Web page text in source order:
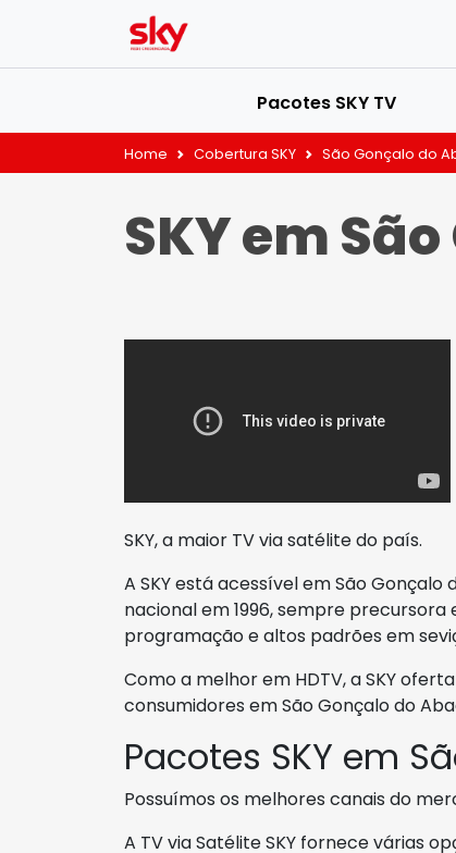
Pacotes SKY TV
Home Cobertura SKY São Gonçalo do
SKY em
SKY, a maior TV via satélite do país.
A SKY está acessível em São
nacional em 1996, sempre
programação e altos padrões em
Como a melhor em HDTV, a SKY
consumidores em São Gonçalo do
Pacotes SKY em
Possuímos os melhores canais do
A TV via Satélite SKY fornece várias